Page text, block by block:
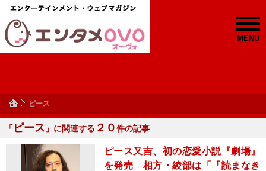
MENU
ピース
「 ピース 」に関連する ２０件の記事
ピース又吉、初の恋愛小説『劇場』
を発売 相方・綾部は「『読まなき